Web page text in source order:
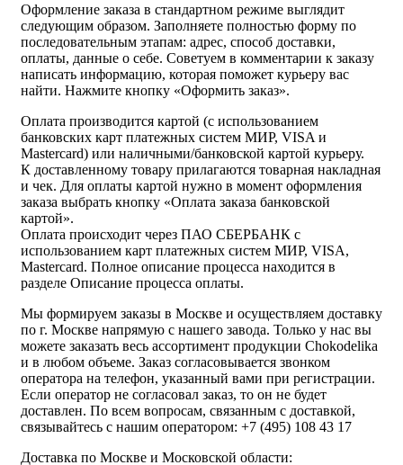
Оформление заказа в стандартном режиме выглядит
следующим образом. Заполняете полностью форму по
последовательным этапам: адрес, способ доставки,
оплаты, данные о себе. Советуем в комментарии к заказу
написать информацию, которая поможет курьеру вас
найти. Нажмите кнопку «Оформить заказ».
Оплата производится картой (с использованием
банковских карт платежных систем МИР, VISA и
Mastercard) или наличными/банковской картой курьеру.
К доставленному товару прилагаются товарная накладная
и чек. Для оплаты картой нужно в момент оформления
заказа выбрать кнопку «Оплата заказа банковской
картой».
Оплата происходит через ПАО СБЕРБАНК с
использованием карт платежных систем МИР, VISA,
Mastercard. Полное описание процесса находится в
разделе Описание процесса оплаты.
Мы формируем заказы в Москве и осуществляем доставку
по г. Москве напрямую с нашего завода. Только у нас вы
можете заказать весь ассортимент продукции Chokodelika
и в любом объеме. Заказ согласовывается звонком
оператора на телефон, указанный вами при регистрации.
Если оператор не согласовал заказ, то он не будет
доставлен. По всем вопросам, связанным с доставкой,
связывайтесь с нашим оператором: +7 (495) 108 43 17
Доставка по Москве и Московской области: